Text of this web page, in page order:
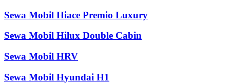
Sewa Mobil Hiace Premio Luxury
Sewa Mobil Hilux Double Cabin
Sewa Mobil HRV
Sewa Mobil Hyundai H1